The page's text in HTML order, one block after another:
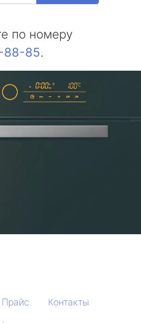
по номеру
88-85.
Прайс
Контакты